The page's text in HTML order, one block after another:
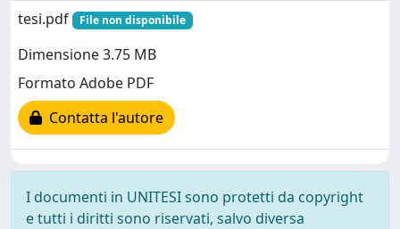
tesi.pdf
File non disponibile
Dimensione 3.75 MB
Formato Adobe PDF
Contatta l'autore
I documenti in UNITESI sono protetti da copyright
e tutti i diritti sono riservati, salvo diversa